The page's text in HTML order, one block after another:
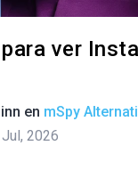
ver
en mSpy
2026